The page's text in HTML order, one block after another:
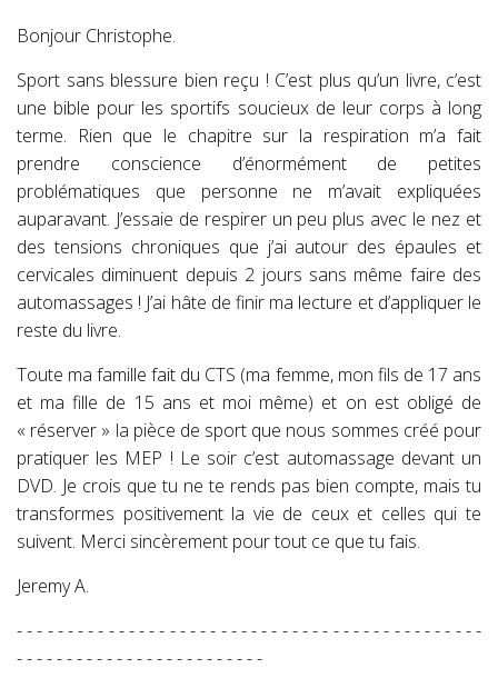
Bonjour Christophe.
Sport sans blessure bien reçu ! C’est plus qu’un livre, c’est
une bible pour les sportifs soucieux de leur corps à long
terme. Rien que le chapitre sur la respiration m’a fait
prendre conscience d’énormément de petites
problématiques que personne ne m’avait expliquées
auparavant. J’essaie de respirer un peu plus avec le nez et
des tensions chroniques que j’ai autour des épaules et
cervicales diminuent depuis 2 jours sans même faire des
automassages ! J’ai hâte de finir ma lecture et d’appliquer le
reste du livre.
Toute ma famille fait du CTS (ma femme, mon fils de 17 ans
et ma fille de 15 ans et moi même) et on est obligé de
« réserver » la pièce de sport que nous sommes créé pour
pratiquer les MEP ! Le soir c’est automassage devant un
DVD. Je crois que tu ne te rends pas bien compte, mais tu
transformes positivement la vie de ceux et celles qui te
suivent. Merci sincèrement pour tout ce que tu fais.
Jeremy A.
- - - - - - - - - - - - - - - - - - - - - - - - - - - - - - - - - - - - - - - - - - - - - -
- - - - - - - - - - - - - - - - - - - - - - - - -